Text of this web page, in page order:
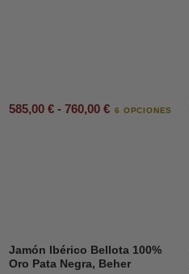
585,00 € - 760,00 € 6 OPCIONES
Jamón Ibérico Bellota 100%
Oro Pata Negra, Beher